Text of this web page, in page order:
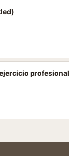
profesional